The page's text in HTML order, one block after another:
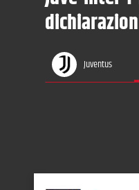
Juventus